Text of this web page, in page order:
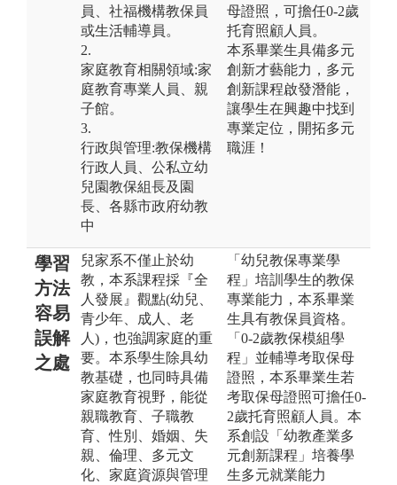
員、社福機構教保員
或生活輔導員。
2.
家庭教育相關領域:家
庭教育專業人員、親
子館。
3.
行政與管理:教保機構
行政人員、公私立幼
兒園教保組長及園
長、各縣市政府幼教
中
母證照，可擔任0-2歲
托育照顧人員。
本系畢業生具備多元
創新才藝能力，多元
創新課程啟發潛能，
讓學生在興趣中找到
專業定位，開拓多元
職涯！
學習
方法
容易
誤解
之處
兒家系不僅止於幼
教，本系課程採『全
人發展』觀點(幼兒、
青少年、成人、老
人)，也強調家庭的重
要。本系學生除具幼
教基礎，也同時具備
家庭教育視野，能從
親職教育、子職教
育、性別、婚姻、失
親、倫理、多元文
化、家庭資源與管理
「幼兒教保專業學
程」培訓學生的教保
專業能力，本系畢業
生具有教保員資格。
「0-2歲教保模組學
程」並輔導考取保母
證照，本系畢業生若
考取保母證照可擔任0-
2歲托育照顧人員。本
系創設「幼教產業多
元創新課程」培養學
生多元就業能力